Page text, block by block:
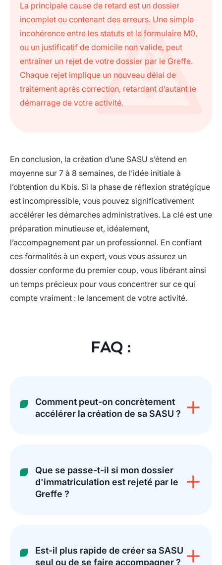
La principale cause de retard est un dossier
incomplet ou contenant des erreurs. Une simple
incohérence entre les statuts et le formulaire M0,
ou un justificatif de domicile non valide, peut
entraîner un rejet de votre dossier par le Greffe.
Chaque rejet implique un nouveau délai de
traitement après correction, retardant d’autant le
démarrage de votre activité.
En conclusion, la création d’une SASU s’étend en
moyenne sur 7 à 8 semaines, de l’idée initiale à
l’obtention du Kbis. Si la phase de réflexion stratégique
est incompressible, vous pouvez significativement
accélérer les démarches administratives. La clé est une
préparation minutieuse et, idéalement,
l’accompagnement par un professionnel. En confiant
ces formalités à un expert, vous vous assurez un
dossier conforme du premier coup, vous libérant ainsi
un temps précieux pour vous concentrer sur ce qui
compte vraiment : le lancement de votre activité.
FAQ :
Comment peut-on concrètement
accélérer la création de sa SASU ?
Que se passe-t-il si mon dossier
d'immatriculation est rejeté par le
Greffe ?
Est-il plus rapide de créer sa SASU
seul ou de se faire accompagner ?